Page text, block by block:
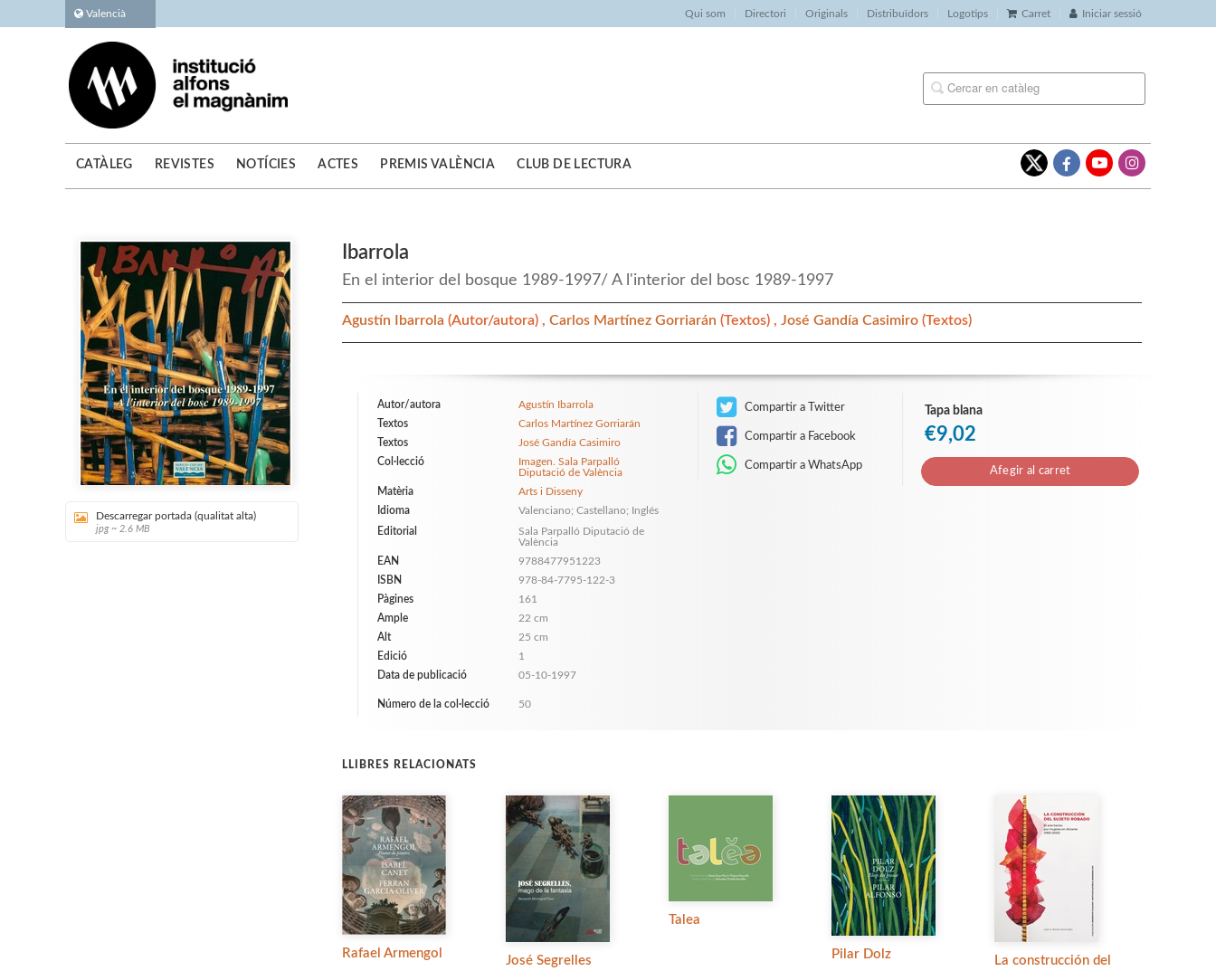
Valencià Qui som Directori Originals Distribuïdors Logotips Carret Iniciar sessió
CATÀLEG REVISTES NOTÍCIES ACTES PREMIS VALÈNCIA CLUB DE LECTURA
Descarregar portada (qualitat alta)
jpg ~ 2.6 MB
Ibarrola
En el interior del bosque 1989-1997/ A l'interior del bosc 1989-1997
Agustín Ibarrola(Autor/autora) ,Carlos Martínez Gorriarán(Textos) ,José Gandía Casimiro(Textos)
Autor/autora
Agustín Ibarrola
Textos
Carlos Martínez Gorriarán
Textos
José Gandía Casimiro
Col·lecció
Imagen. Sala Parpalló
Diputació de València
Matèria
Arts i Disseny
Idioma
Valenciano; Castellano; Inglés
Editorial
Sala Parpalló Diputació de
València
EAN
9788477951223
ISBN
978-84-7795-122-3
Pàgines
161
Ample
22 cm
Alt
25 cm
Edició
1
Data de publicació
05-10-1997
Número de la col·lecció 50
Compartir a Twitter
Compartir a Facebook
Compartir a WhatsApp
Tapa blana
€9,02
Afegir al carret
LLIBRES RELACIONATS
Rafael Armengol
José Segrelles
Talea
Pilar Dolz
La construcción del